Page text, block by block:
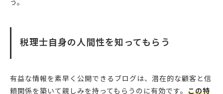
う。
税理士自身の人間性を知ってもらう
有益な情報を素早く公開できるブログは、潜在的な顧客と信
頼関係を築いて親しみを持ってもらうのに有効です。 この特